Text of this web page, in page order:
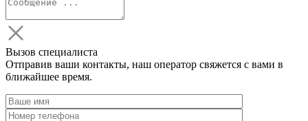
Вызов специалиста
Отправив ваши контакты, наш оператор свяжется с вами в
ближайшее время.